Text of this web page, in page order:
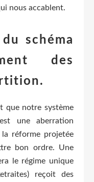
nous accablent.
schéma
des
que notre système
une aberration
réforme projetée
bon ordre. Une
le régime unique
reçoit des